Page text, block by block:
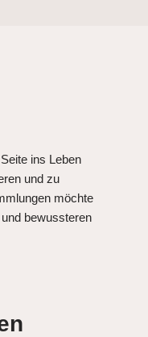
ins Leben
und zu
möchte
bewussteren